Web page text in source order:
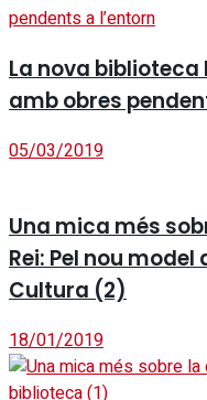
La nova biblioteca
amb obres
05/03/2019
Una mica més
Rei: Pel nou
Cultura (2)
18/01/2019